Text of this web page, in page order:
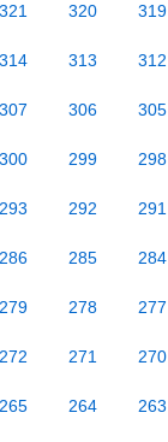
321 320 319
314 313 312
307 306 305
300 299 298
293 292 291
286 285 284
279 278 277
272 271 270
265 264 263